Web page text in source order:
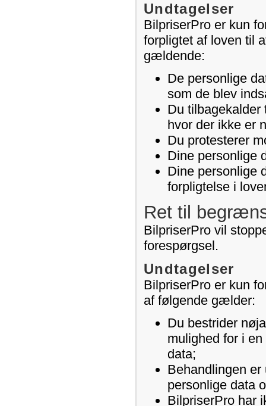
Undtagelser
BilpriserPro er kun
forpligtet af loven til
gældende:
De personlige
som de blev
Du tilbagekalder
hvor der ikke er
Du protesterer
Dine personlige
Dine personlige
forpligtelse i
Ret til
BilpriserPro vil
forespørgsel.
Undtagelser
BilpriserPro er kun
af følgende gælder:
Du bestrider
mulighed for i
data;
Behandlingen
personlige data
BilpriserPro har